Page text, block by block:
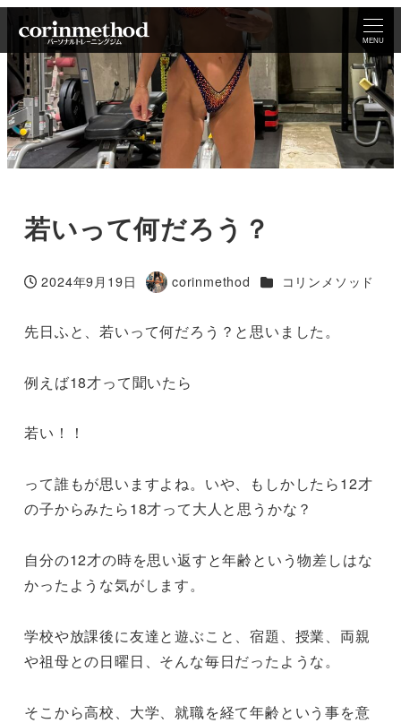
MENU
若いって何だろう？
投稿日
2024年9月19日
著
corinmethod カテゴリー
コリンメソッド
先日ふと、若いって何だろう？と思いました。
例えば18才って聞いたら
若い！！
って誰もが思いますよね。いや、もしかしたら12才
の子からみたら18才って大人と思うかな？
自分の12才の時を思い返すと年齢という物差しはな
かったような気がします。
学校や放課後に友達と遊ぶこと、宿題、授業、両親
や祖母との日曜日、そんな毎日だったような。
そこから高校、大学、就職を経て年齢という事を意